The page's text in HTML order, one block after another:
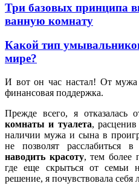
Три базовых принципа
ванную комнату
Какой тип
мире?
И вот он час настал! От
финансовая поддержка.
Прежде всего, я отказалась
комнаты и туалета,
наличии мужа и сына в
не позволят расслабиться
наводить красоту, тем более
где еще скрыться от семьи
решение, я почувствовала себя